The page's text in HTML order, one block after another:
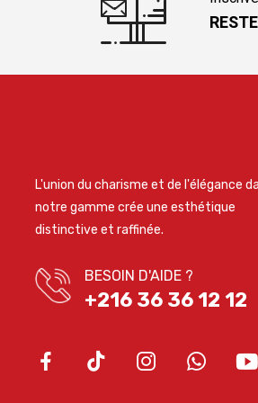
L'union du charisme et de l'élégance
notre gamme crée une esthétique
distinctive et raffinée.
BESOIN D'AIDE ?
+216 36 36 12 12